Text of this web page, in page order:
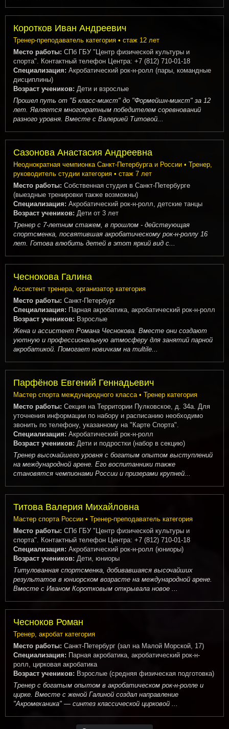
Коротков Иван Андреевич
Тренер-преподаватель категория • стаж 12 лет
Место работы: СПб ГБУ "Центр физической культуры и
спорта". Контактный телефон Центра: +7 (812) 710-01-18
Специализация: Акробатический рок-н-ролл (пары, командные
дисциплины)
Возраст учеников: Дети и взрослые
Прошел путь от "Б класс-микст" до "Формейшн-микст" за 12
лет. Является многократным победителем соревнований
разного уровня. Вместе с Валерией Титовой...
Сазонова Анастасия Андреевна
Неоднократная чемпионка Санкт-Петербурга и России • Тренер,
руководитель студии категория • стаж 7 лет
Место работы: Собственная студия в Санкт-Петербурге
(выездные тренировки также возможны)
Специализация: Акробатический рок-н-ролл, детские танцы
Возраст учеников: Дети от 3 лет
Тренер с 7-летним стажем, в прошлом - действующая
спортсменка, посвятившая акробатическому рок-н-роллу 16
лет. Готова влюбить детей в этот яркий вид с...
Чеснокова Галина
Ассистент тренера, организатор категория
Место работы: Санкт-Петербург
Специализация: Парная акробатика, акробатический рок-н-ролл
Возраст учеников: Взрослые
Жена и ассистент Романа Чеснокова. Вместе они создают
уютную и профессиональную атмосферу для занятий парной
акробатикой. Помогает новичкам на multile...
Парфёнов Евгений Геннадьевич
Мастер спорта международного класса • Тренер категория
Место работы: Секция на Территории Пулковское, д. 34а. Для
уточнения информации по набору и расписанию необходимо
звонить по телефону, указанному на "Карте Спорта".
Специализация: Акробатический рок-н-ролл
Возраст учеников: Дети и подростки (набор в секцию)
Тренер высочайшего уровня с богатым опытом выступлений
на международной арене. Его воспитанники также
становятся чемпионами России и призерами крупней...
Титова Валерия Михайловна
Мастер спорта России • Тренер-преподаватель категория
Место работы: СПб ГБУ "Центр физической культуры и
спорта". Контактный телефон Центра: +7 (812) 710-01-18
Специализация: Акробатический рок-н-ролл (юниоры)
Возраст учеников: Дети, юниоры
Титулованная спортсменка, добивавшаяся высочайших
результатов в юниорском возрасте на международной арене.
Вместе с Иваном Коротковым открывала новое ...
Чесноков Роман
Тренер, акробат категория
Место работы: Санкт-Петербург (зал на Малой Морской, 17)
Специализация: Парная акробатика, акробатический рок-н-
ролл, цирковая акробатика
Возраст учеников: Взрослые (средняя физическая подготовка)
Тренер с богатым опытом в акробатическом рок-н-ролле и
цирке. Вместе с женой Галиной создал направление
"Акромеханика" — синтез классической цирковой ...